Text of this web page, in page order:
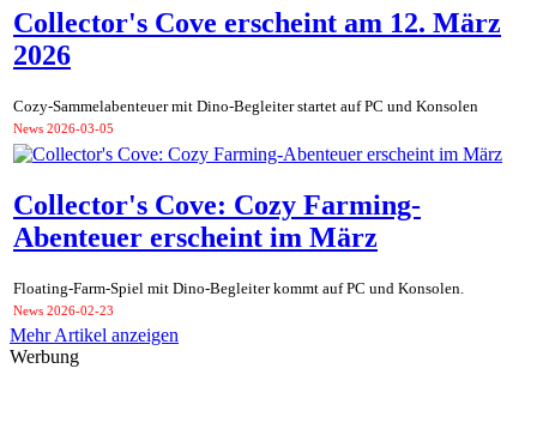
Collector's Cove erscheint am 12. März
2026
Cozy-Sammelabenteuer mit Dino-Begleiter startet auf PC und Konsolen
News 2026-03-05
Collector's Cove: Cozy Farming-
Abenteuer erscheint im März
Floating-Farm-Spiel mit Dino-Begleiter kommt auf PC und Konsolen.
News 2026-02-23
Mehr Artikel anzeigen
Werbung